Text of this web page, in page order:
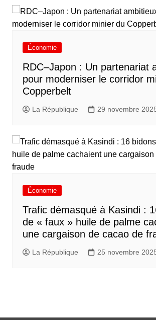
Économie
RDC–Japon : Un partenariat
pour moderniser le corridor
Copperbelt
La République 29 novembre
Économie
Trafic démasqué à Kasindi :
de « faux » huile de palme
une cargaison de cacao de
La République 25 novembre